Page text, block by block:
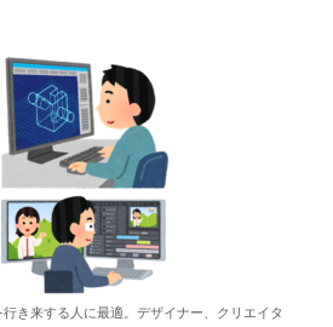
き来する人に最適。デザイナー、クリエイタ